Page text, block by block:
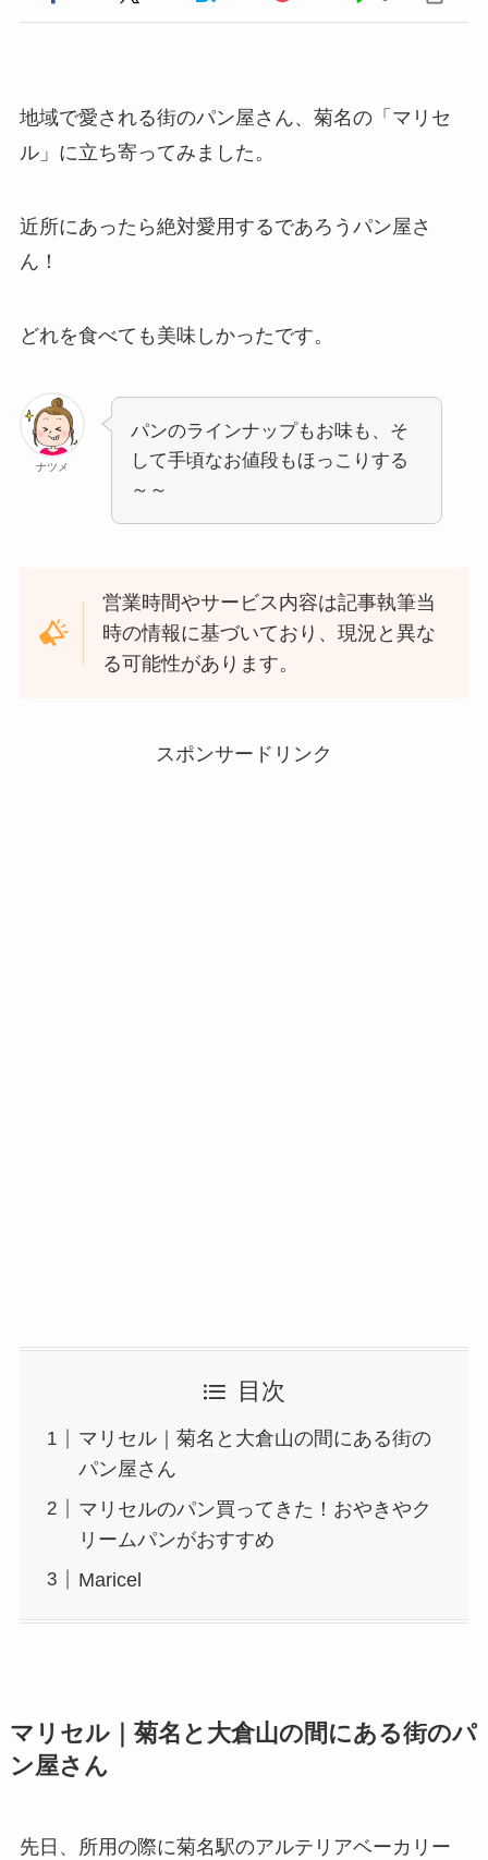
地域で愛される街のパン屋さん、菊名の「マリセ
ル」に立ち寄ってみました。
近所にあったら絶対愛用するであろうパン屋さ
ん！
どれを食べても美味しかったです。
ナツメ
パンのラインナップもお味も、そ
して手頃なお値段もほっこりする
～～
営業時間やサービス内容は記事執筆当
時の情報に基づいており、現況と異な
る可能性があります。
スポンサードリンク
目次
マリセル｜菊名と大倉山の間にある街の
パン屋さん
マリセルのパン買ってきた！おやきやク
リームパンがおすすめ
Maricel
マリセル｜菊名と大倉山の間にある街のパ
ン屋さん
先日、所用の際に菊名駅のアルテリアベーカリー